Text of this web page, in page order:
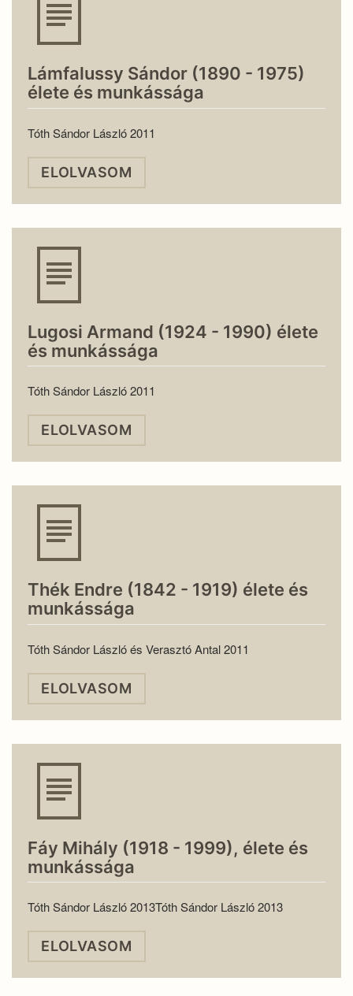
Lámfalussy Sándor (1890 - 1975)
élete és munkássága
Tóth Sándor László 2011
ELOLVASOM
Lugosi Armand (1924 - 1990) élete
és munkássága
Tóth Sándor László 2011
ELOLVASOM
Thék Endre (1842 - 1919) élete és
munkássága
Tóth Sándor László és Verasztó Antal 2011
ELOLVASOM
Fáy Mihály (1918 - 1999), élete és
munkássága
Tóth Sándor László 2013Tóth Sándor László 2013
ELOLVASOM